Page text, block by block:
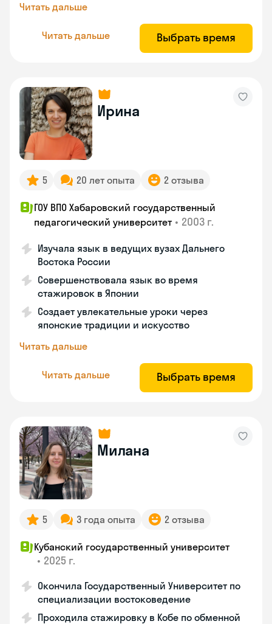
Читать дальше
Читать дальше Выбрать время
Ирина
5 20 лет опыта 2 отзыва
ГОУ ВПО Хабаровский государственный
педагогический университет • 2003 г.
Изучала язык в ведущих вузах Дальнего
Востока России
Совершенствовала язык во время
стажировок в Японии
Создает увлекательные уроки через
японские традиции и искусство
Читать дальше
Читать дальше Выбрать время
Милана
5 3 года опыта 2 отзыва
Кубанский государственный университет
• 2025 г.
Окончила Государственный Университет по
специализации востоковедение
Проходила стажировку в Кобе по обменной